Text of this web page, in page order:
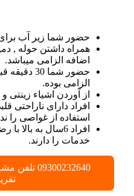
حضور شما زیر آب برای غواصی ۱۵
همراه داشتن حوله ,
اضافه الزامی میباشد.
حضور شما
الزامی بوده.
از آوردن اشیاء زینتی
افراد دارای ناراحتی
استفاده از غواصی را
افراد 6سال به
خدمات را دارند.